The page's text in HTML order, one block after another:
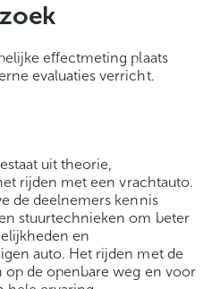
effectmeting plaats
evaluaties verricht.
uit theorie,
rijden met een vrachtauto.
de deelnemers kennis
stuurtechnieken om beter
en
auto. Het rijden met de
op de openbare weg en voor